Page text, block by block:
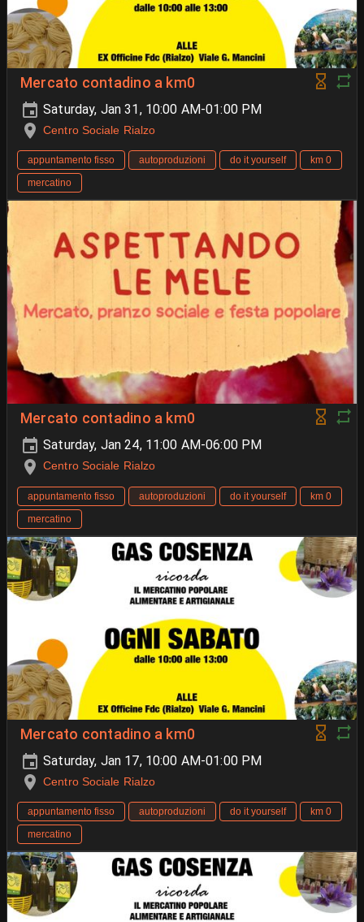
Mercato contadino a km0
Saturday, Jan 31, 10:00 AM-01:00 PM
Centro Sociale Rialzo
appuntamento fisso autoproduzioni do it yourself
km 0
mercatino
Mercato contadino a km0
Saturday, Jan 24, 11:00 AM-06:00 PM
Centro Sociale Rialzo
appuntamento fisso autoproduzioni do it yourself
km 0
mercatino
Mercato contadino a km0
Saturday, Jan 17, 10:00 AM-01:00 PM
Centro Sociale Rialzo
appuntamento fisso autoproduzioni do it yourself
km 0
mercatino